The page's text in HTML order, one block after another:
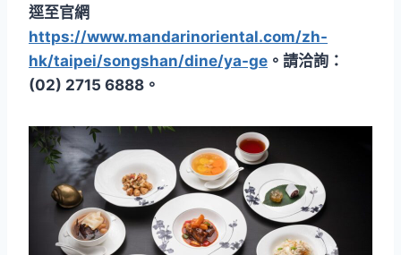
逕至官網
https://www.mandarinoriental.com/zh-
hk/taipei/songshan/dine/ya-ge 。請洽詢：
(02) 2715 6888。